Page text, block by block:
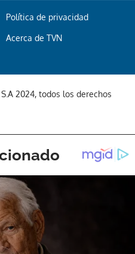
a nuestro boletín.
Política de privacidad
Acerca de TVN
2024, todos los derechos